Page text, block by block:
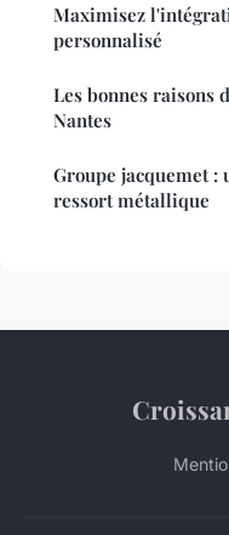
Maximisez
personnalisé
Les bonnes raisons
Nantes
Groupe jacquemet :
ressort métallique